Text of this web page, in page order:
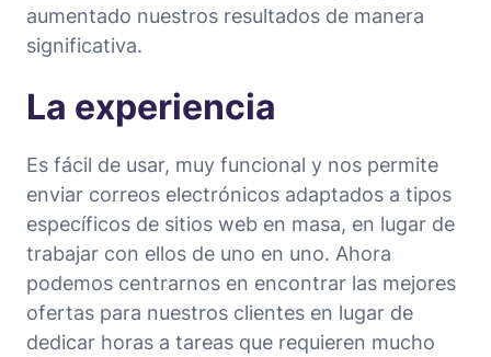
aumentado nuestros resultados de manera
significativa.
La experiencia
Es fácil de usar, muy funcional y nos permite
enviar correos electrónicos adaptados a tipos
específicos de sitios web en masa, en lugar de
trabajar con ellos de uno en uno. Ahora
podemos centrarnos en encontrar las mejores
ofertas para nuestros clientes en lugar de
dedicar horas a tareas que requieren mucho